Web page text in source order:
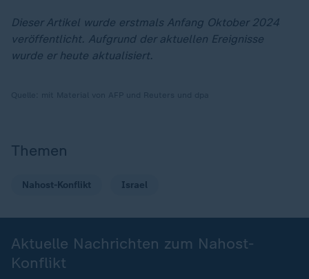
Dieser Artikel wurde erstmals Anfang Oktober 2024
veröffentlicht. Aufgrund der aktuellen Ereignisse
wurde er heute aktualisiert.
Themen
Nahost-Konflikt Israel
Aktuelle Nachrichten zum Nahost-
Konflikt